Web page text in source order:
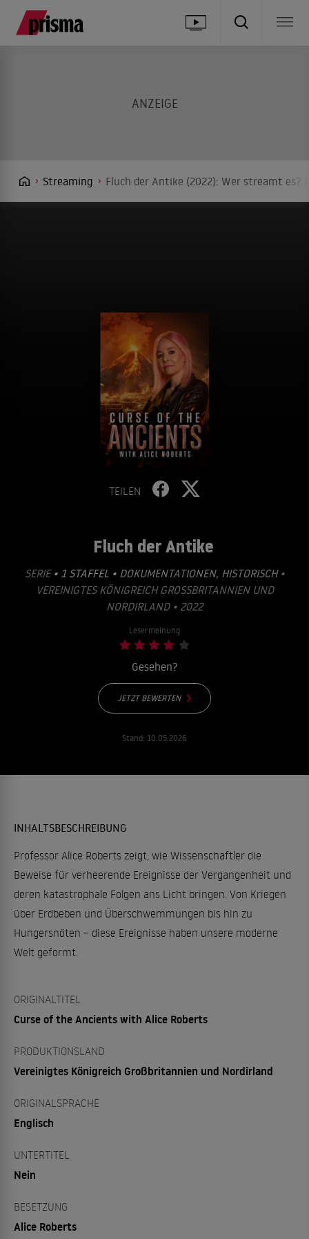
Streaming Fluch der Antike (2022): Wer streamt es?
TEILEN
Fluch der Antike
SERIE • 1 STAFFEL • DOKUMENTATIONEN, HISTORISCH•
VEREINIGTES KÖNIGREICH GROSSBRITANNIEN UND N
ORDIRLAND • 2022
Lesermeinung
Gesehen?
JETZT BEWERTEN
Stand: 10.05.2026
INHALTSBESCHREIBUNG
Professor Alice Roberts zeigt, wie Wissenschaftler die
Beweise für verheerende Ereignisse der Vergangenheit und
deren katastrophale Folgen ans Licht bringen. Von Kriegen
über Erdbeben und Überschwemmungen bis hin zu
Hungersnöten – diese Ereignisse haben unsere moderne
Welt geformt.
ORIGINALTITEL
Curse of the Ancients with Alice Roberts
PRODUKTIONSLAND
Vereinigtes Königreich Großbritannien und Nordirland
ORIGINALSPRACHE
Englisch
UNTERTITEL
Nein
BESETZUNG
Alice Roberts